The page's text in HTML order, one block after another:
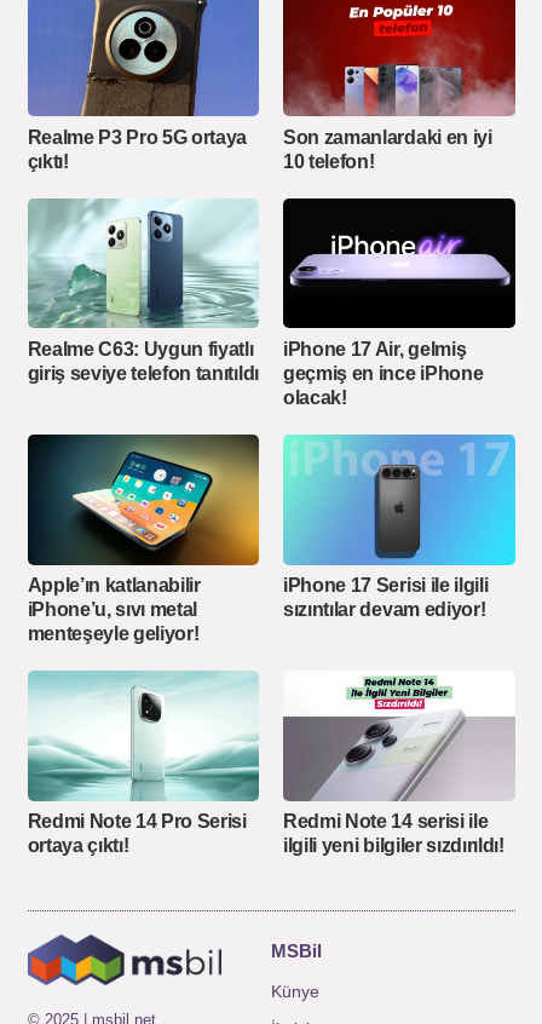
Realme P3 Pro 5G ortaya
çıktı!
Son zamanlardaki en iyi
10 telefon!
Realme C63: Uygun fiyatlı
giriş seviye telefon tanıtıldı
iPhone 17 Air, gelmiş
geçmiş en ince iPhone
olacak!
Apple’ın katlanabilir
iPhone’u, sıvı metal
menteşeyle geliyor!
iPhone 17 Serisi ile ilgili
sızıntılar devam ediyor!
Redmi Note 14 Pro Serisi
ortaya çıktı!
Redmi Note 14 serisi ile
ilgili yeni bilgiler sızdırıldı!
© 2025 | msbil.net
MSBil
Künye